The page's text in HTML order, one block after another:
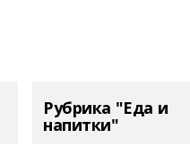
Рубрика "Еда и
напитки"